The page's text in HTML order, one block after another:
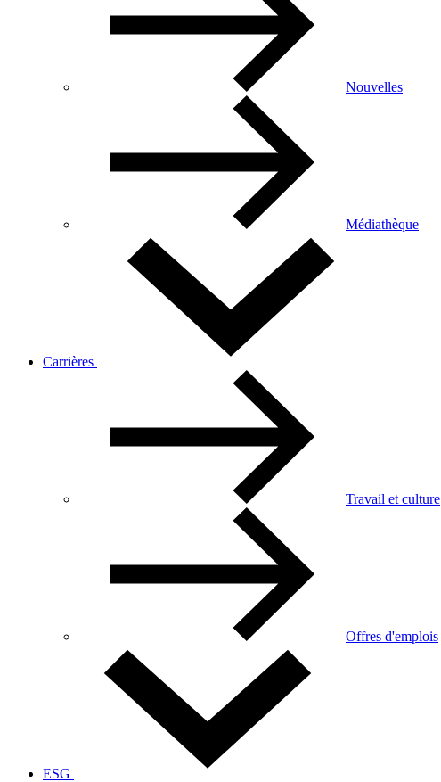
Nouvelles
Médiathèque
Carrières
Travail et culture
Offres d'emplois
ESG